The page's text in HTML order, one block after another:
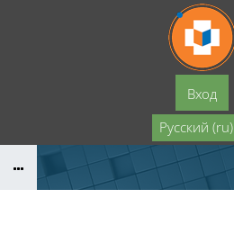
Перейти к основному содержанию
Вход
Русский ‎(ru)‎